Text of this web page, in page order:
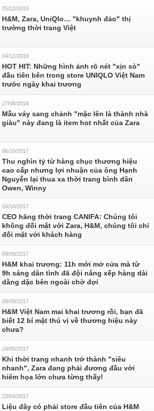
25/12/2019
H&M, Zara, UniQlo… "khuynh đảo" thị
trường thời trang Việt
04/12/2019
HOT HIT: Những hình ảnh rõ nét "xịn sò"
đầu tiên bên trong store UNIQLO Việt Nam
trước ngày khai trương
27/08/2018
Mẫu váy sang chảnh "mặc lên là thành nhà
giàu" này đang là item hot nhất của Zara
06/10/2017
Thu nghìn tỷ từ hàng chục thương hiệu
cao cấp nhưng lợi nhuận của ông Hạnh
Nguyễn lại thua xa thời trang bình dân
Owen, Winny
04/10/2017
CEO hãng thời trang CANIFA: Chúng tôi
không đối mặt với Zara, H&M, chúng tôi chỉ
đối mặt với khách hàng
09/09/2017
H&M khai trương: 11h mới mở cửa mà từ
9h sáng dân tình đã đội nắng xếp hàng dài
dằng dặc bên ngoài chờ đợi
09/09/2017
H&M Việt Nam mai khai trương rồi, bạn đã
biết 12 bí mật thú vị về thương hiệu này
chưa?
24/05/2017
Khi thời trang nhanh trở thành "siêu
nhanh", Zara đang phải đương đầu với
hiểm họa lớn chưa từng thấy!
23/04/2017
Liệu đây có phải store đầu tiên của H&M